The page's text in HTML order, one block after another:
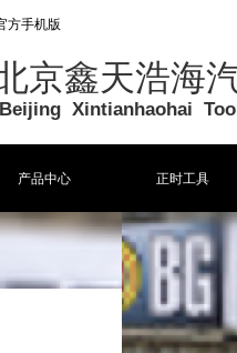
京鑫天浩海
Beijing Xintianhaohai
方手机版
产品中心 正时工具